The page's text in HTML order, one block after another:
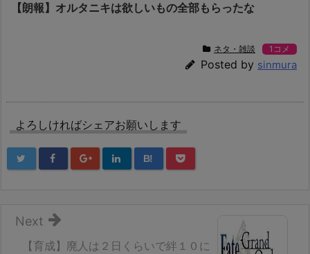
【朗報】オルタニキは欲しいもの全部もらったな
ネタ・雑談 1コメ
Posted by sinmura
よろしければシェアお願いします
B!
【育成】廃人は２日くらいで絆１０に
Next